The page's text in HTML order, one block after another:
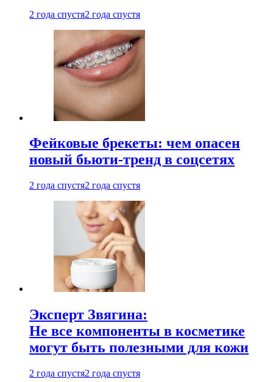
2 года спустя2 года спустя
Фейковые брекеты: чем опасен
новый бьюти-тренд в соцсетях
2 года спустя2 года спустя
Эксперт Звягина:
Не все компоненты в косметике
могут быть полезными для кожи
2 года спустя2 года спустя